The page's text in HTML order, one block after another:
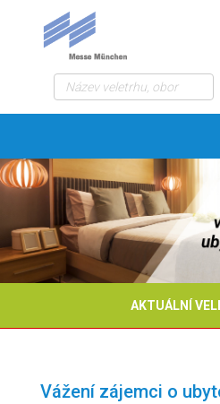
AKTUÁLNÍ
Vážení zájemci o